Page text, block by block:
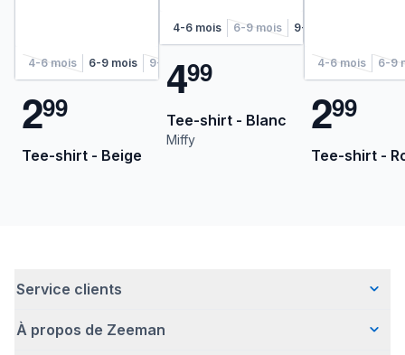
4-6 mois 6-9 mois 9-12 mois
299
Tee-shirt - Beige
4-6 mois 6-9 mois 9-12 mois
499
Tee-shirt - Blanc
Miffy
4-6 mois 6-9
299
Tee-shirt -
Service clients
Questions fréquentes
À propos de Zeeman